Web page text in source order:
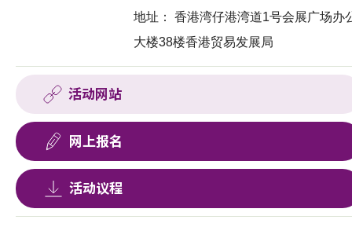
地址：
香港湾仔港湾道1号会展广场办
大楼38楼香港贸易发展局
活动网站
网上报名
活动议程